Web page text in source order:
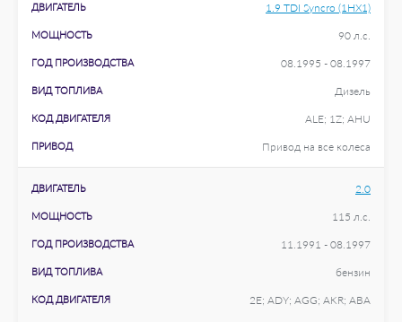
ДВИГАТЕЛЬ 1.9 TDI Syncro (1HX1)
МОЩНОСТЬ 90 л.с.
ГОД ПРОИЗВОДСТВА 08.1995 - 08.1997
ВИД ТОПЛИВА Дизель
КОД ДВИГАТЕЛЯ ALE; 1Z; AHU
ПРИВОД Привод на все колеса
ДВИГАТЕЛЬ 2.0
МОЩНОСТЬ 115 л.с.
ГОД ПРОИЗВОДСТВА 11.1991 - 08.1997
ВИД ТОПЛИВА бензин
КОД ДВИГАТЕЛЯ 2E; ADY; AGG; AKR; ABA